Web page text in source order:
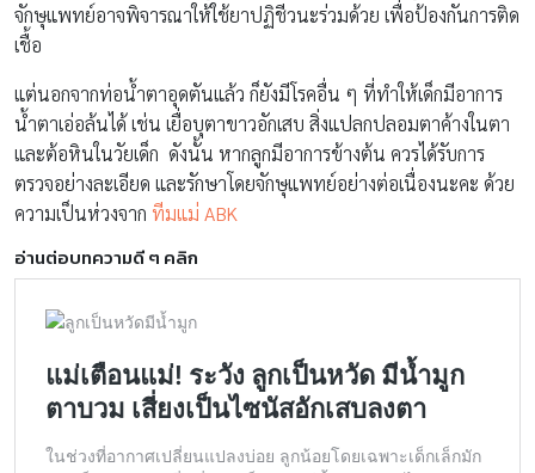
จักษุแพทย์อาจพิจารณาให้ใช้ยาปฏิชีวนะร่วมด้วย เพื่อป้องกันการติด
เชื้อ
แต่นอกจากท่อน้ำตาอุดตันแล้ว ก็ยังมีโรคอื่น ๆ ที่ทำให้เด็กมีอาการ
น้ำตาเอ่อล้นได้ เช่น เยื่อบุตาขาวอักเสบ สิ่งแปลกปลอมตาค้างในตา
และต้อหินในวัยเด็ก ดังนั้น หากลูกมีอาการข้างต้น ควรได้รับการ
ตรวจอย่างละเอียด และรักษาโดยจักษุแพทย์อย่างต่อเนื่องนะคะ ด้วย
ความเป็นห่วงจาก ทีมแม่ ABK
อ่านต่อบทความดี ๆ คลิก